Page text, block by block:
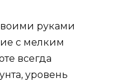
руками
с мелким
всегда
уровень